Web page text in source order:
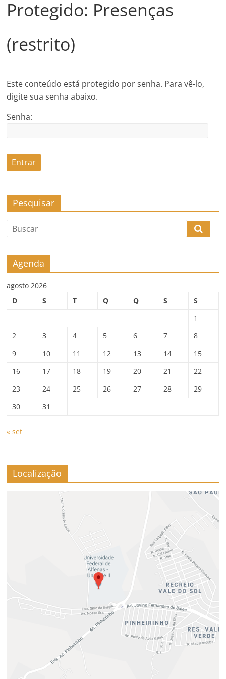
Protegido: Presenças
(restrito)
Este conteúdo está protegido por senha. Para vê-lo,
digite sua senha abaixo.
Senha:
Pesquisar
Agenda
agosto 2026
D
S T Q Q S
S
1
2
3 4 5 6 7
8
9
10 11 12 13 14
15
16
17 18 19 20 21
22
23
24 25 26 27 28
29
30
31
« set
Localização